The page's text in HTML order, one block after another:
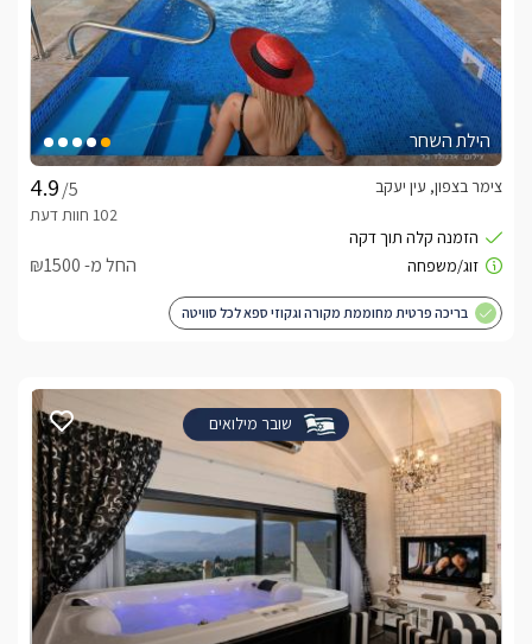
הילת השחר
/5
צימר בצפון, עין יעקב
החל מ- ₪1500
בריכה פרטית מחוממת מקורה וגקוזי ספא לכל סוויטה
שובר מילואים